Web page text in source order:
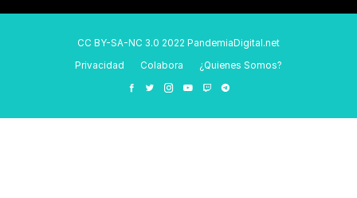
CC BY-SA-NC 3.0 2022 PandemiaDigital.net
Privacidad
Colabora ¿Quienes Somos?